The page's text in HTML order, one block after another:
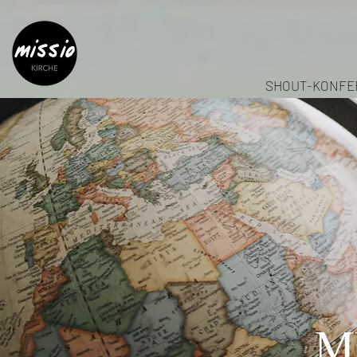
SHOUT-